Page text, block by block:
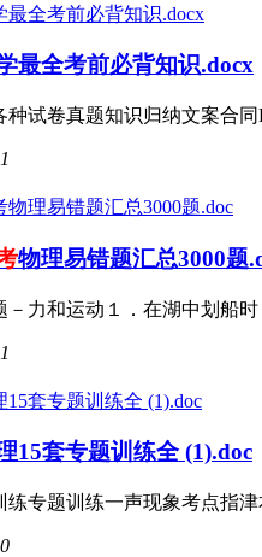
最全考前必背知识.docx
试卷真题知识归纳文案合
1
物理易错题汇总3000题
－力和运动１．在湖中划船
1
15套专题训练全 (1).doc
练专题训练一声现象考点指
0